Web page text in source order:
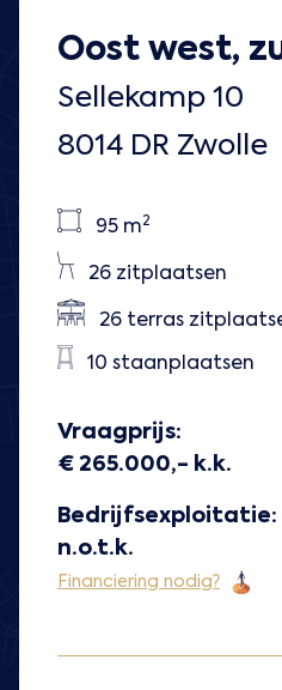
Oost west,
Sellekamp 10
8014 DR Zwolle
95 m2
26 zitplaatsen
26 terras
10 staanplaatsen
Vraagprijs:
€ 265.000,- k.k.
Bedrijfsexploitatie:
n.o.t.k.
Financiering nodig?